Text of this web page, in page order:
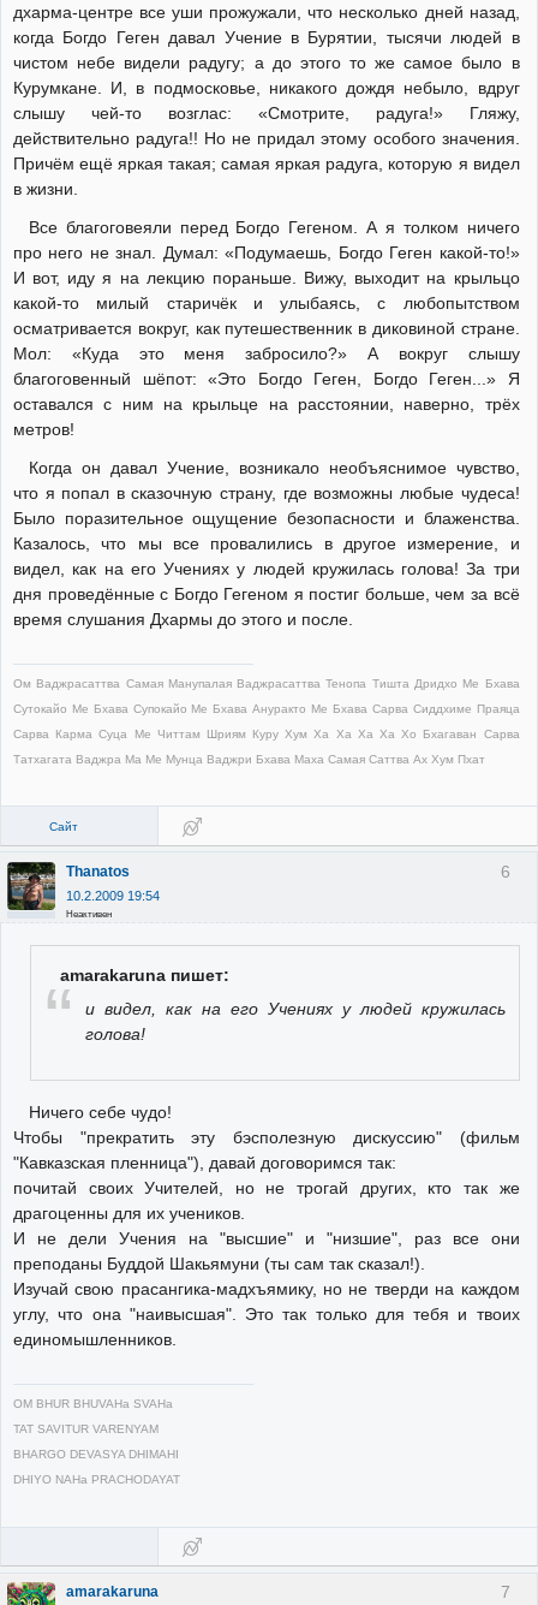
дхарма-центре все уши прожужали, что несколько дней назад,
когда Богдо Геген давал Учение в Бурятии, тысячи людей в
чистом небе видели радугу; а до этого то же самое было в
Курумкане. И, в подмосковье, никакого дождя небыло, вдруг
слышу чей-то возглас: «Смотрите, радуга!» Гляжу,
действительно радуга!! Но не придал этому особого значения.
Причём ещё яркая такая; самая яркая радуга, которую я видел
в жизни.
Все благоговеяли перед Богдо Гегеном. А я толком ничего
про него не знал. Думал: «Подумаешь, Богдо Геген какой-то!»
И вот, иду я на лекцию пораньше. Вижу, выходит на крыльцо
какой-то милый старичёк и улыбаясь, с любопытством
осматривается вокруг, как путешественник в диковиной стране.
Мол: «Куда это меня забросило?» А вокруг слышу
благоговенный шёпот: «Это Богдо Геген, Богдо Геген...» Я
оставался с ним на крыльце на расстоянии, наверно, трёх
метров!
Когда он давал Учение, возникало необъяснимое чувство,
что я попал в сказочную страну, где возможны любые чудеса!
Было поразительное ощущение безопасности и блаженства.
Казалось, что мы все провалились в другое измерение, и
видел, как на его Учениях у людей кружилась голова! За три
дня проведённые с Богдо Гегеном я постиг больше, чем за всё
время слушания Дхармы до этого и после.
Ом Ваджрасаттва Самая Манупалая Ваджрасаттва Тенопа Тишта Дридхо Ме Бхава
Сутокайо Ме Бхава Супокайо Ме Бхава Ануракто Ме Бхава Сарва Сиддхиме Праяца
Сарва Карма Суца Ме Читтам Шриям Куру Хум Ха Ха Ха Ха Хо Бхагаван Сарва
Татхагата Ваджра Ма Ме Мунца Ваджри Бхава Маха Самая Саттва Ах Хум Пхат
Сайт
6
Thanatos
10.2.2009 19:54
Неактивен
amarakaruna пишет:
и видел, как на его Учениях у людей кружилась
голова!
Ничего себе чудо!
Чтобы "прекратить эту бэсполезную дискуссию" (фильм
"Кавказская пленница"), давай договоримся так:
почитай своих Учителей, но не трогай других, кто так же
драгоценны для их учеников.
И не дели Учения на "высшие" и "низшие", раз все они
преподаны Буддой Шакьямуни (ты сам так сказал!).
Изучай свою прасангика-мадхъямику, но не тверди на каждом
углу, что она "наивысшая". Это так только для тебя и твоих
единомышленников.
OM BHUR BHUVAHa SVAHa
TAT SAVITUR VARENYAM
BHARGO DEVASYA DHIMAHI
DHIYO NAHa PRACHODAYAT
7
amarakaruna